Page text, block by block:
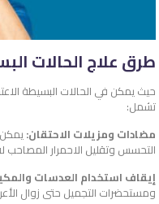
طرق علاج الحالات
حيث يمكن في الحالات البسيطة
تشمل:
مضادات ومزيلات الاحتقان:
التحسس وتقليل الاحمرار المصاحب
إيقاف استخدام العدسات
ومستحضرات التجميل حتى زوال